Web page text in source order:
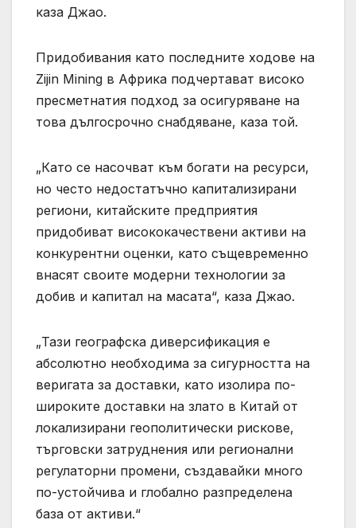
каза Джао.
Придобивания като последните ходове на
Zijin Mining в Африка подчертават високо
пресметнатия подход за осигуряване на
това дългосрочно снабдяване, каза той.
„Като се насочват към богати на ресурси,
но често недостатъчно капитализирани
региони, китайските предприятия
придобиват висококачествени активи на
конкурентни оценки, като същевременно
внасят своите модерни технологии за
добив и капитал на масата“, каза Джао.
„Тази географска диверсификация е
абсолютно необходима за сигурността на
веригата за доставки, като изолира по-
широките доставки на злато в Китай от
локализирани геополитически рискове,
търговски затруднения или регионални
регулаторни промени, създавайки много
по-устойчива и глобално разпределена
база от активи.“